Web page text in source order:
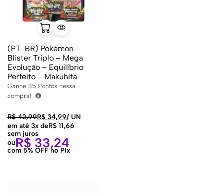
(PT-BR) Pokémon –
Blister Triplo – Mega
Evolução – Equilíbrio
Perfeito – Makuhita
Ganhe 35 Pontos nessa
compra!
R$42,99R$ 34,99/ UN
em até 3x deR$ 11,66
sem juros
ouR$ 33,24
com 5% OFF no Pix